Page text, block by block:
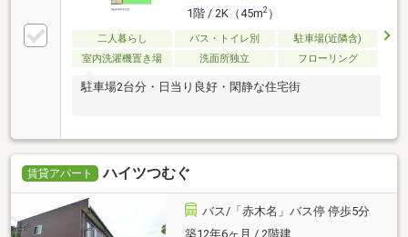
1階 / 2K（45m2）
二人暮らし バス・トイレ別
駐車場(近隣含)
室内洗濯機置き場
洗面所独立 フローリング
駐車場2台分・日当り良好・閑静な住宅街
賃貸アパート ハイツつむぐ
バス/「赤木名」バス停 停歩5分
築12年6ヶ月 / 2階建